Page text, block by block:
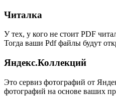
Читалка
У тех, у кого не стоит PDF
Тогда ваши Pdf файлы будут
Яндекс.Коллекций
Это сервиз фотографий от
фотографий на основе ваших